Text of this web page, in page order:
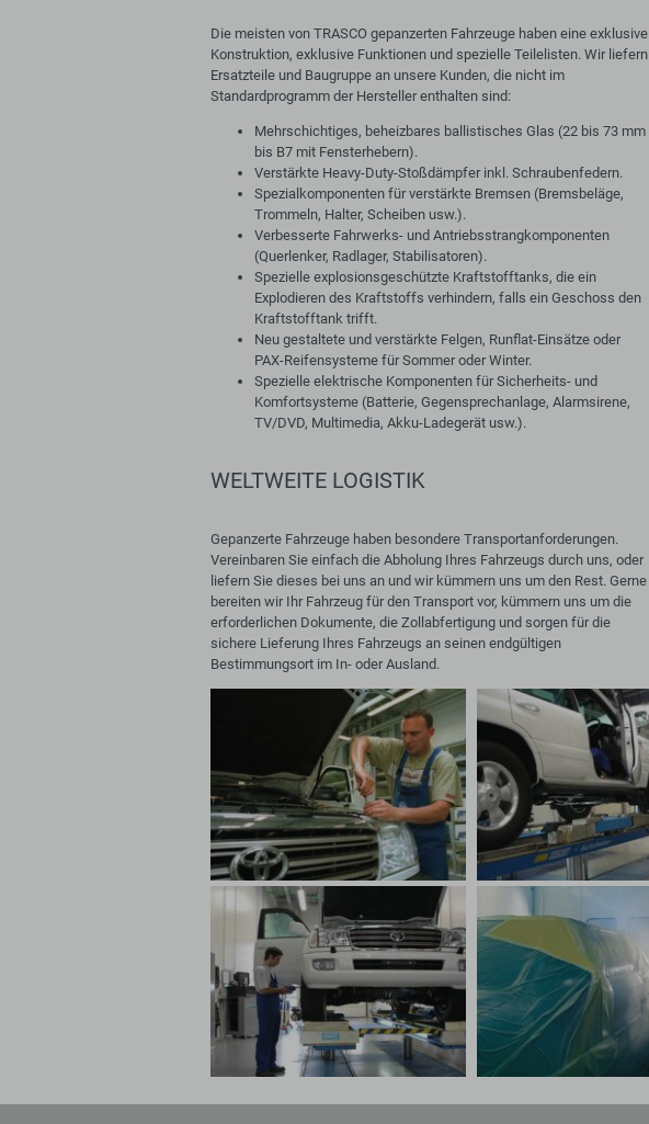
Die meisten von TRASCO gepanzerten Fahrzeuge haben eine exklusive
Konstruktion, exklusive Funktionen und spezielle Teilelisten. Wir liefern
Ersatzteile und Baugruppe an unsere Kunden, die nicht im
Standardprogramm der Hersteller enthalten sind:
Mehrschichtiges, beheizbares ballistisches Glas (22 bis 73 mm
bis B7 mit Fensterhebern).
Verstärkte Heavy-Duty-Stoßdämpfer inkl. Schraubenfedern.
Spezialkomponenten für verstärkte Bremsen (Bremsbeläge,
Trommeln, Halter, Scheiben usw.).
Verbesserte Fahrwerks- und Antriebsstrangkomponenten
(Querlenker, Radlager, Stabilisatoren).
Spezielle explosionsgeschützte Kraftstofftanks, die ein
Explodieren des Kraftstoffs verhindern, falls ein Geschoss den
Kraftstofftank trifft.
Neu gestaltete und verstärkte Felgen, Runflat-Einsätze oder
PAX-Reifensysteme für Sommer oder Winter.
Spezielle elektrische Komponenten für Sicherheits- und
Komfortsysteme (Batterie, Gegensprechanlage, Alarmsirene,
TV/DVD, Multimedia, Akku-Ladegerät usw.).
WELTWEITE LOGISTIK
Gepanzerte Fahrzeuge haben besondere Transportanforderungen.
Vereinbaren Sie einfach die Abholung Ihres Fahrzeugs durch uns, oder
liefern Sie dieses bei uns an und wir kümmern uns um den Rest. Gerne
bereiten wir Ihr Fahrzeug für den Transport vor, kümmern uns um die
erforderlichen Dokumente, die Zollabfertigung und sorgen für die
sichere Lieferung Ihres Fahrzeugs an seinen endgültigen
Bestimmungsort im In- oder Ausland.